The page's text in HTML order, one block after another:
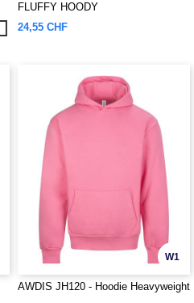
FLUFFY HOODY
24,55 CHF
W1
AWDIS JH120 - Hoodie Heavyweight